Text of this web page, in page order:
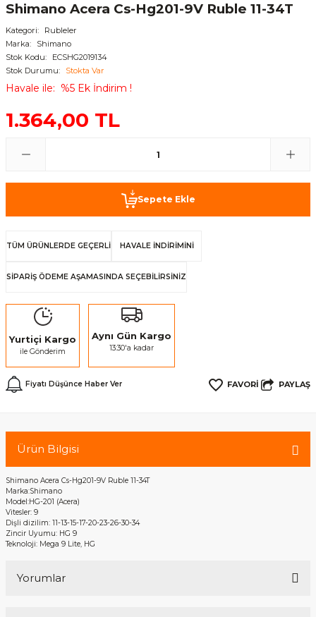
Shimano Acera Cs-Hg201-9V Ruble 11-34T
Kategori
Rubleler
Marka
Shimano
Stok Kodu
ECSHG2019134
Stok Durumu
Stokta Var
Havale ile %5 Ek İndirim !
1.364,00 TL
Sepete Ekle
TÜM ÜRÜNLERDE GEÇERLİ HAVALE İNDİRİMİNİ
SİPARİŞ ÖDEME AŞAMASINDA SEÇEBİLİRSİNİZ
Yurtiçi Kargo
ile Gönderim
Aynı Gün Kargo
13:30'a kadar
Fiyatı Düşünce Haber Ver PAYLAŞ
Ürün Bilgisi
Shimano Acera Cs-Hg201-9V Ruble 11-34T
Marka:Shimano
Model:HG-201 (Acera)
Vitesler: 9
Dişli dizilim: 11-13-15-17-20-23-26-30-34
Zincir Uyumu: HG 9
Teknoloji: Mega 9 Lite, HG
Yorumlar